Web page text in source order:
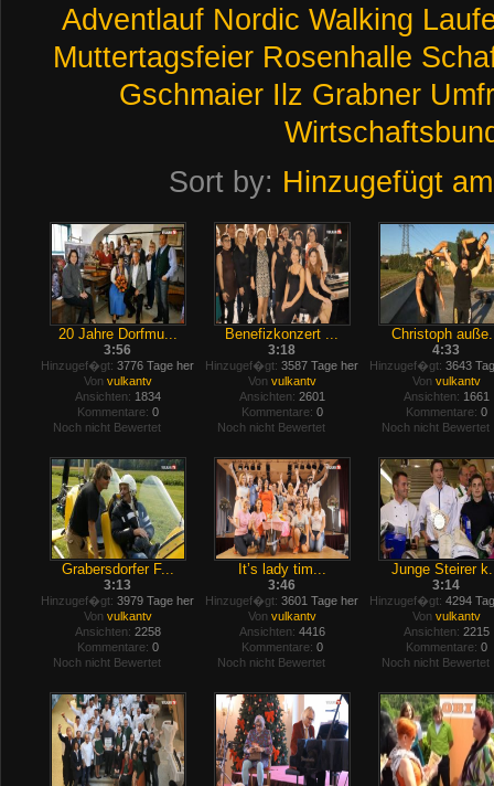
Adventlauf Nordic Walking
Muttertagsfeier Rosenhalle
Gschmaier Ilz Grabner
Sort by: Hinzugefügt am
20 Jahre Dorfmu...
3:56
Hinzugef�gt: 3776 Tage her
Von vulkantv
Ansichten: 1834
Kommentare: 0
Noch nicht Bewertet
Benefizkonzert ...
3:18
Hinzugef�gt: 3587 Tage her
Von vulkantv
Ansichten: 2601
Kommentare: 0
Noch nicht Bewertet
Christoph
4:33
Hinzugef�gt: 3643
Von vulkantv
Ansichten: 1661
Kommentare: 0
Noch nicht Bewertet
Grabersdorfer F...
3:13
Hinzugef�gt: 3979 Tage her
Von vulkantv
Ansichten: 2258
Kommentare: 0
Noch nicht Bewertet
It’s lady tim...
3:46
Hinzugef�gt: 3601 Tage her
Von vulkantv
Ansichten: 4416
Kommentare: 0
Noch nicht Bewertet
Junge Steirer
3:14
Hinzugef�gt: 4294
Von vulkantv
Ansichten: 2215
Kommentare: 0
Noch nicht Bewertet